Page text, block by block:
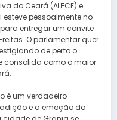
do Ceará (ALECE) e
pessoalmente no
entregar um convite
O parlamentar quer
de perto o
consolida como o maior
é um verdadeiro
e a emoção do